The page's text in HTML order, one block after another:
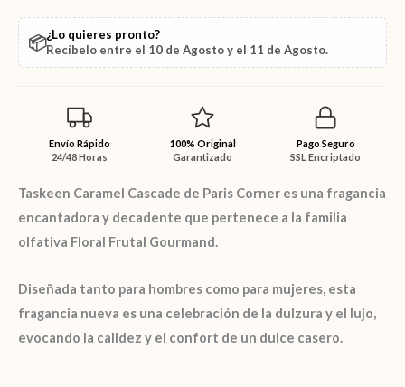
📦¿Lo quieres pronto?
Recíbelo entre el 10 de Agostoy el 11 de Agosto.
Envío Rápido
24/48 Horas
100% Original
Garantizado
Pago Seguro
SSL Encriptado
Taskeen Caramel Cascade de Paris Corner es una fragancia
encantadora y decadente que pertenece a la familia
olfativa Floral Frutal Gourmand.
Diseñada tanto para hombres como para mujeres, esta
fragancia nueva es una celebración de la dulzura y el lujo,
evocando la calidez y el confort de un dulce casero.